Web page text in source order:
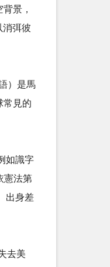
景，
消弭彼
）是馬
常見的
如識字
憲法第
出身差
去美